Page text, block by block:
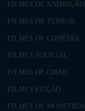
FILMES DE ANIMAÇÃO
FILMES DE TERROR
FILMES DE COMÉDIA
FILMES POLICIAL
FILMES DE CRIME
FILMES FICÇÃO
FILMES DE MONSTROS